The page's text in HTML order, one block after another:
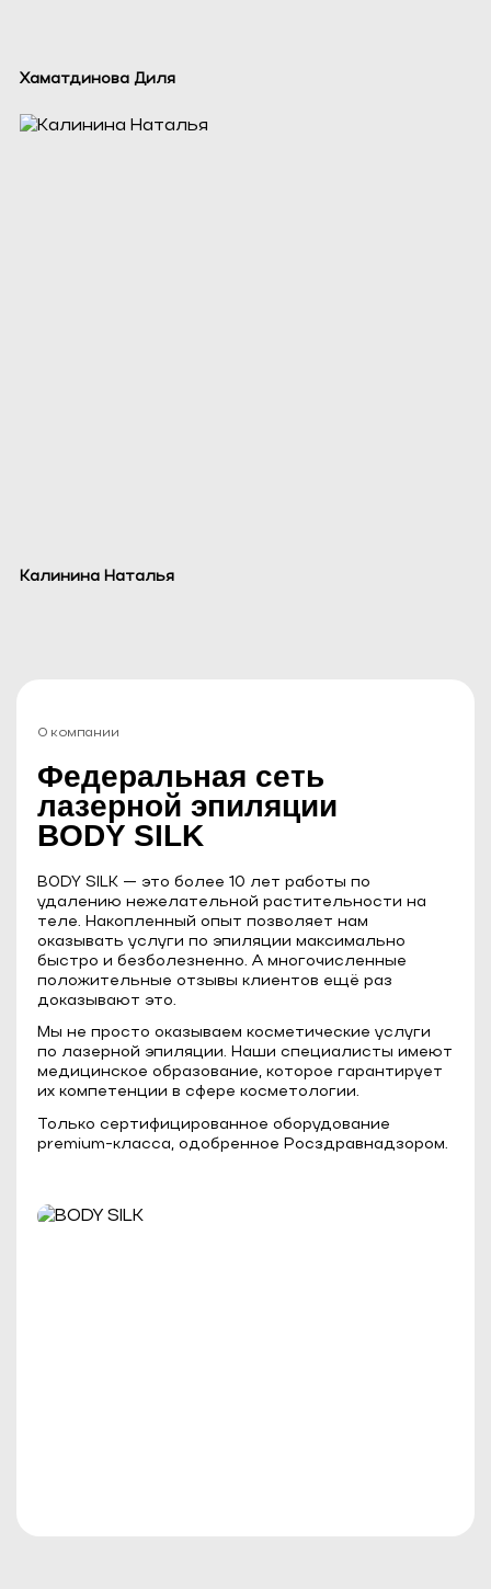
Хаматдинова Диля
Калинина Наталья
О компании
Федеральная сеть
лазерной эпиляции
BODY SILK
BODY SILK — это более 10 лет работы по
удалению нежелательной растительности на
теле. Накопленный опыт позволяет нам
оказывать услуги по эпиляции максимально
быстро и безболезненно. А многочисленные
положительные отзывы клиентов ещё раз
доказывают это.
Мы не просто оказываем косметические услуги
по лазерной эпиляции. Наши специалисты имеют
медицинское образование, которое гарантирует
их компетенции в сфере косметологии.
Только сертифицированное оборудование
premium-класса, одобренное Росздравнадзором.